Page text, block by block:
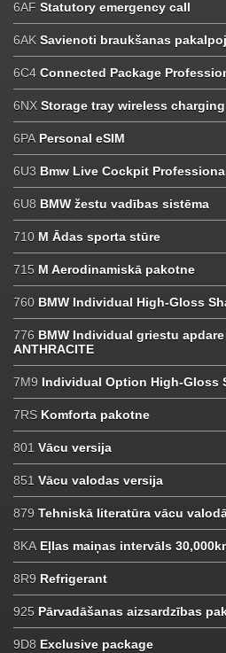
6AF Statutory emergency call
6AK Savienoti braukšanas
6C4 Connected Package
6NX Storage tray wireless charging
6PA Personal eSIM
6U3 Bmw Live Cockpit
6U8 BMW žestu vadības sistēma
710 M Ādas sporta stūre
715 M Aerodinamiskā pakotne
760 BMW Individual High-Gloss
776 BMW Individual griestu apdare
ANTHRACITE
7M9 Individual Option High-Gloss
7RS Komforta pakotne
801 Vācu versija
851 Vācu valodas versija
879 Tehniskā literatūra vācu
8KA Eļlas maiņas intervāls
8R9 Refrigerant
925 Pārvadāšanas aizsardzības
9D8 Exclusive package